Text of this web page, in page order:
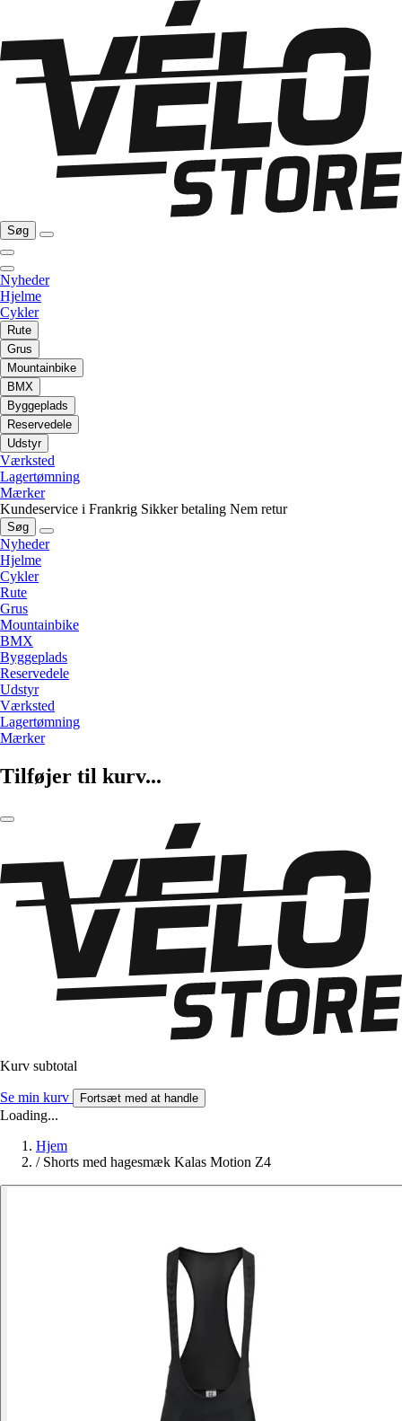
Søg
Nyheder
Hjelme
Cykler
Rute
Grus
Mountainbike
BMX
Byggeplads
Reservedele
Udstyr
Værksted
Lagertømning
Mærker
Kundeservice i Frankrig Sikker betaling Nem retur
Søg
Nyheder
Hjelme
Cykler
Rute
Grus
Mountainbike
BMX
Byggeplads
Reservedele
Udstyr
Værksted
Lagertømning
Mærker
Tilføjer til kurv...
Kurv subtotal
Se min kurv Fortsæt med at handle
Loading...
Hjem
/ Shorts med hagesmæk Kalas Motion Z4